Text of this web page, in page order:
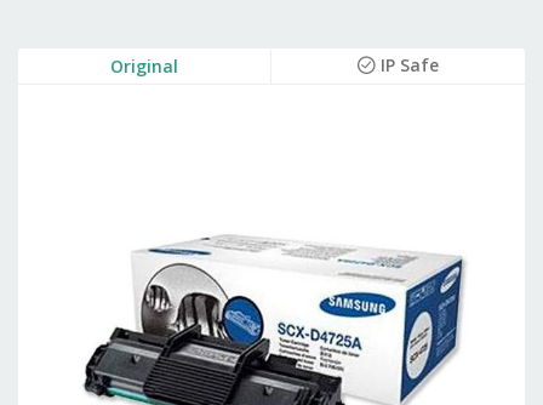
Original IP Safe